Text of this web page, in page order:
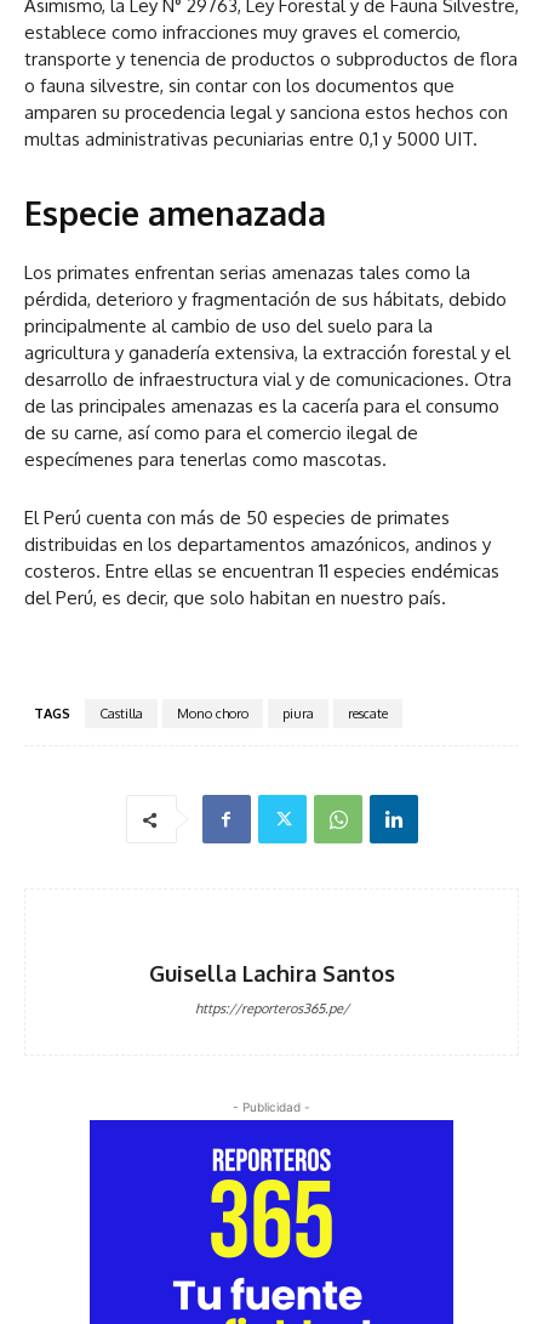
Asimismo, la Ley N° 29763, Ley Forestal y de Fauna Silvestre,
establece como infracciones muy graves el comercio,
transporte y tenencia de productos o subproductos de flora
o fauna silvestre, sin contar con los documentos que
amparen su procedencia legal y sanciona estos hechos con
multas administrativas pecuniarias entre 0,1 y 5000 UIT.
Especie amenazada
Los primates enfrentan serias amenazas tales como la
pérdida, deterioro y fragmentación de sus hábitats, debido
principalmente al cambio de uso del suelo para la
agricultura y ganadería extensiva, la extracción forestal y el
desarrollo de infraestructura vial y de comunicaciones. Otra
de las principales amenazas es la cacería para el consumo
de su carne, así como para el comercio ilegal de
especímenes para tenerlas como mascotas.
El Perú cuenta con más de 50 especies de primates
distribuidas en los departamentos amazónicos, andinos y
costeros. Entre ellas se encuentran 11 especies endémicas
del Perú, es decir, que solo habitan en nuestro país.
TAGS Castilla Mono choro piura rescate
Guisella Lachira Santos
https://reporteros365.pe/
- Publicidad -